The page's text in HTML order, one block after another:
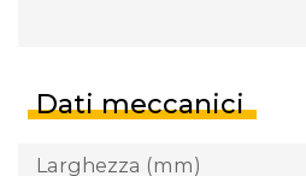
Dati meccanici
Larghezza (mm)